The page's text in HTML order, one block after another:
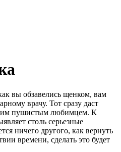
вы обзавелись щенком, вам
врачу. Тот сразу даст
пушистым любимцем. К
столь серьезные
ничего другого, как вернуть
времени, сделать это будет